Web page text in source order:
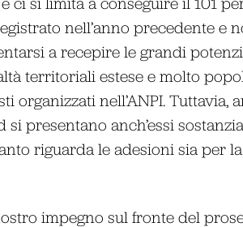
nell’anno precedente e
a recepire le grandi
territoriali estese e molto
organizzati nell’ANPI. Tuttavia,
presentano anch’essi
riguarda le adesioni sia per
impegno sul fronte del